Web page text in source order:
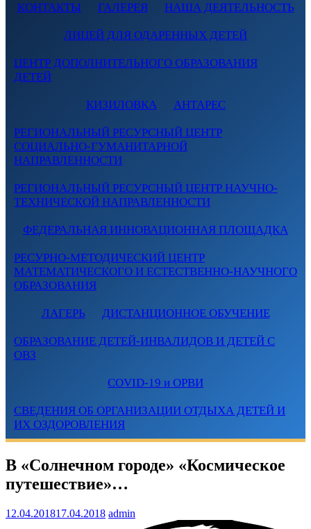
КОНТАКТЫ ГАЛЕРЕЯ НАША ДЕЯТЕЛЬНОСТЬ
ЛИЦЕЙ ДЛЯ ОДАРЕННЫХ ДЕТЕЙ
ЦЕНТР ДОПОЛНИТЕЛЬНОГО ОБРАЗОВАНИЯ
ДЕТЕЙ
КИЗИЛОВКА АНТАРЕС
РЕГИОНАЛЬНЫЙ РЕСУРСНЫЙ ЦЕНТР
СОЦИАЛЬНО-ГУМАНИТАРНОЙ
НАПРАВЛЕННОСТИ
РЕГИОНАЛЬНЫЙ РЕСУРСНЫЙ ЦЕНТР НАУЧНО-
ТЕХНИЧЕСКОЙ НАПРАВЛЕННОСТИ
ФЕДЕРАЛЬНАЯ ИННОВАЦИОННАЯ ПЛОЩАДКА
РЕСУРНО-МЕТОДИЧЕСКИЙ ЦЕНТР
МАТЕМАТИЧЕСКОГО И ЕСТЕСТВЕННО-НАУЧНОГО
ОБРАЗОВАНИЯ
ЛАГЕРЬ ДИСТАНЦИОННОЕ ОБУЧЕНИЕ
ОБРАЗОВАНИЕ ДЕТЕЙ-ИНВАЛИДОВ И ДЕТЕЙ С
ОВЗ
COVID-19 и ОРВИ
СВЕДЕНИЯ ОБ ОРГАНИЗАЦИИ ОТДЫХА ДЕТЕЙ И
ИХ ОЗДОРОВЛЕНИЯ
В «Солнечном городе» «Космическое
путешествие»…
12.04.201817.04.2018 admin